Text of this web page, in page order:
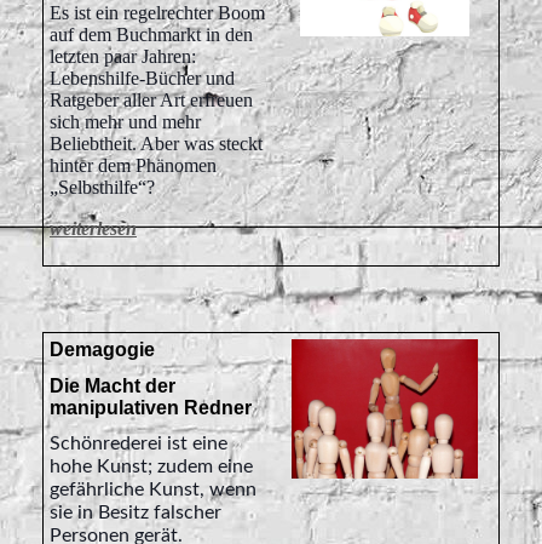
Es ist ein regelrechter Boom
auf dem Buchmarkt in den
letzten paar Jahren:
Lebenshilfe-Bücher und
Ratgeber aller Art erfreuen
sich mehr und mehr
Beliebtheit. Aber was steckt
hinter dem Phänomen
„Selbsthilfe“?
weiterlesen
Demagogie
Die Macht der
manipulativen Redner
Schönrederei ist eine
hohe Kunst; zudem eine
gefährliche Kunst, wenn
sie in Besitz falscher
Personen gerät.